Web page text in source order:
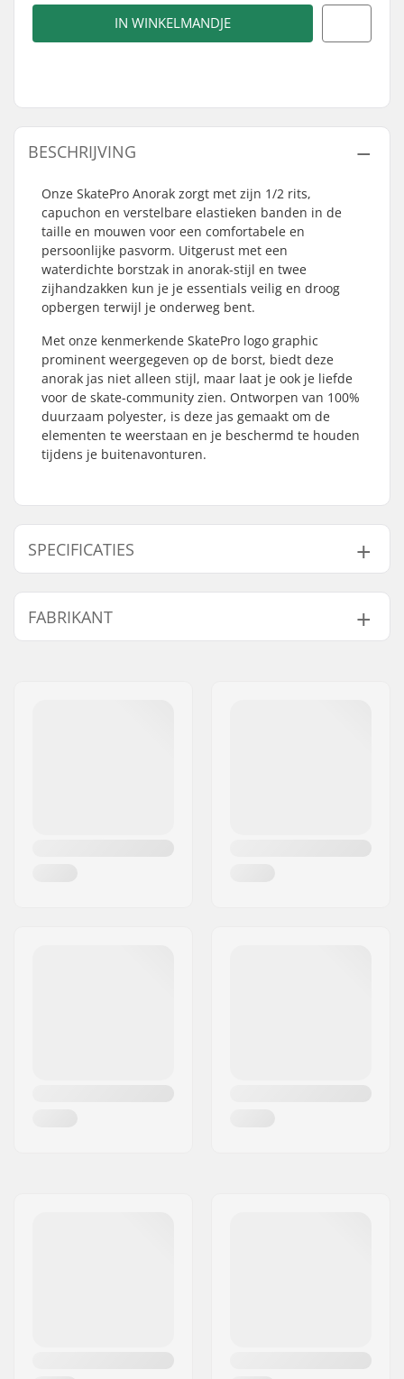
IN WINKELMANDJE
BESCHRIJVING
Onze SkatePro Anorak zorgt met zijn 1/2 rits,
capuchon en verstelbare elastieken banden in de
taille en mouwen voor een comfortabele en
persoonlijke pasvorm. Uitgerust met een
waterdichte borstzak in anorak-stijl en twee
zijhandzakken kun je je essentials veilig en droog
opbergen terwijl je onderweg bent.
Met onze kenmerkende SkatePro logo graphic
prominent weergegeven op de borst, biedt deze
anorak jas niet alleen stijl, maar laat je ook je liefde
voor de skate-community zien. Ontworpen van 100%
duurzaam polyester, is deze jas gemaakt om de
elementen te weerstaan en je beschermd te houden
tijdens je buitenavonturen.
SPECIFICATIES
Geslacht: Heren, Dames, Unisex
FABRIKANT